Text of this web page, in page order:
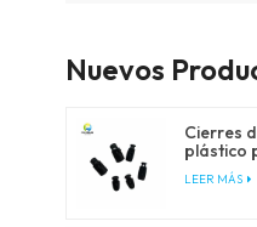
Nuevos
Cierres
plástico
para
y
LEER MÁS